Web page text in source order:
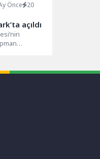
Önce 20
açıldı